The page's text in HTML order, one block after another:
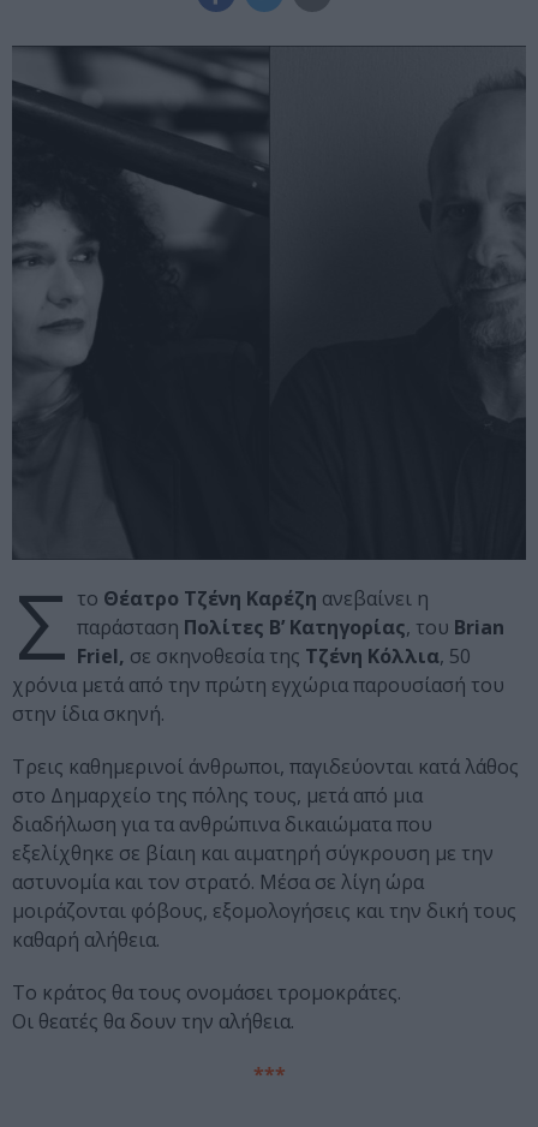
Σ το Θέατρο Τζένη Καρέζη ανεβαίνει η
παράσταση Πολίτες Β’ Κατηγορίας, του Brian
Friel, σε σκηνοθεσία της Τζένη Κόλλια, 50
χρόνια μετά από την πρώτη εγχώρια παρουσίασή του
στην ίδια σκηνή.
Τρεις καθημερινοί άνθρωποι, παγιδεύονται κατά λάθος
στο Δημαρχείο της πόλης τους, μετά από μια
διαδήλωση για τα ανθρώπινα δικαιώματα που
εξελίχθηκε σε βίαιη και αιματηρή σύγκρουση με την
αστυνομία και τον στρατό. Μέσα σε λίγη ώρα
μοιράζονται φόβους, εξομολογήσεις και την δική τους
καθαρή αλήθεια.
Το κράτος θα τους ονομάσει τρομοκράτες.
Οι θεατές θα δουν την αλήθεια.
***